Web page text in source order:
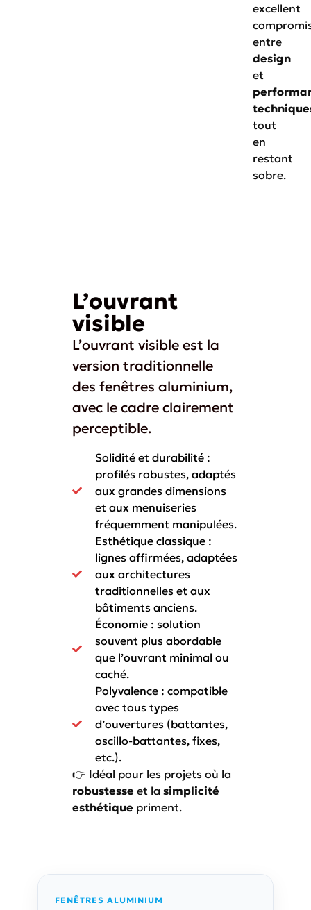
excellent
entre
design
et
tout
en
restant
sobre.
L’ouvrant
visible
L’ouvrant visible est la
version traditionnelle
des fenêtres aluminium,
avec le cadre clairement
perceptible.
Solidité et durabilité :
profilés robustes, adaptés
aux grandes dimensions
et aux menuiseries
fréquemment manipulées.
Esthétique classique :
lignes affirmées, adaptées
aux architectures
traditionnelles et aux
bâtiments anciens.
Économie : solution
souvent plus abordable
que l’ouvrant minimal ou
caché.
Polyvalence : compatible
avec tous types
d’ouvertures (battantes,
oscillo-battantes, fixes,
etc.).
👉 Idéal pour les projets où la
robustesse et la simplicité
esthétique priment.
FENÊTRES ALUMINIUM